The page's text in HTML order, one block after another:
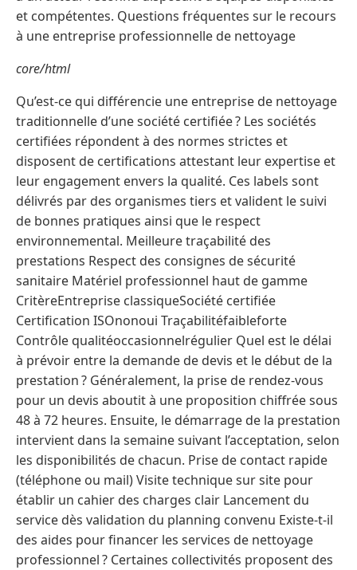
et compétentes. Questions fréquentes sur le recours
à une entreprise professionnelle de nettoyage
core/html
Qu’est-ce qui différencie une entreprise de nettoyage
traditionnelle d’une société certifiée ? Les sociétés
certifiées répondent à des normes strictes et
disposent de certifications attestant leur expertise et
leur engagement envers la qualité. Ces labels sont
délivrés par des organismes tiers et valident le suivi
de bonnes pratiques ainsi que le respect
environnemental. Meilleure traçabilité des
prestations Respect des consignes de sécurité
sanitaire Matériel professionnel haut de gamme
CritèreEntreprise classiqueSociété certifiée
Certification ISOnonoui Traçabilitéfaibleforte
Contrôle qualitéoccasionnelrégulier Quel est le délai
à prévoir entre la demande de devis et le début de la
prestation ? Généralement, la prise de rendez-vous
pour un devis aboutit à une proposition chiffrée sous
48 à 72 heures. Ensuite, le démarrage de la prestation
intervient dans la semaine suivant l’acceptation, selon
les disponibilités de chacun. Prise de contact rapide
(téléphone ou mail) Visite technique sur site pour
établir un cahier des charges clair Lancement du
service dès validation du planning convenu Existe-t-il
des aides pour financer les services de nettoyage
professionnel ? Certaines collectivités proposent des